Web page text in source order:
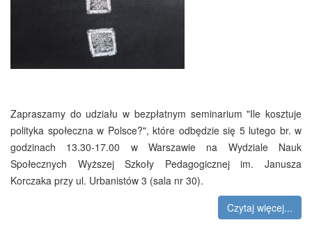
Zapraszamy do udziału w bezpłatnym seminarium "Ile kosztuje
polityka społeczna w Polsce?", które odbędzie się 5 lutego br. w
godzinach 13.30-17.00 w Warszawie na Wydziale Nauk
Społecznych Wyższej Szkoły Pedagogicznej im. Janusza
Korczaka przy ul. Urbanistów 3 (sala nr 30).
Czytaj więcej...